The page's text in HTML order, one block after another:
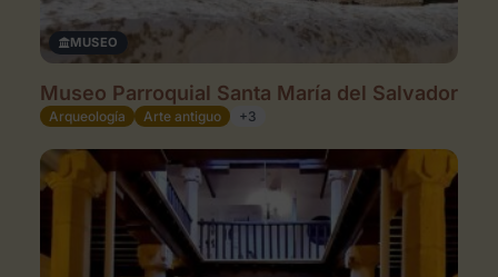
MUSEO
Museo Parroquial Santa María del Salvador
Arqueología Arte antiguo +3